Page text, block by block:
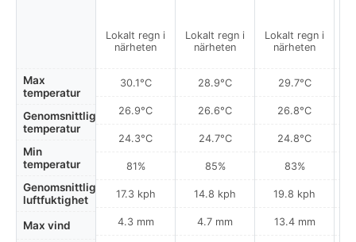
Max
temperatur
Genomsnittlig
temperatur
Min
temperatur
Genomsnittlig
luftfuktighet
Max vind
Lokalt regn i
närheten
30.1°C
26.9°C
24.3°C
81%
17.3 kph
4.3 mm
Lokalt regn i
närheten
28.9°C
26.6°C
24.7°C
85%
14.8 kph
4.7 mm
Lokalt regn i
närheten
29.7°C
26.8°C
24.8°C
83%
19.8 kph
13.4 mm